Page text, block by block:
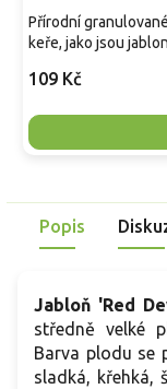
109 Kč
Přírodní
keře, jako jsou
Popis
Jabloň 'Red
středně velké
Barva plodu se
sladká, křehká,